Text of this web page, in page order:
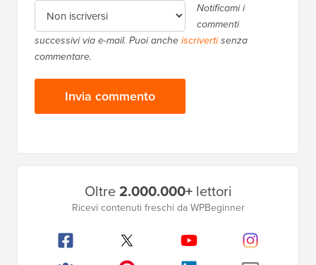
Notificami i
commenti
successivi via e-mail. Puoi ancheiscrivertisenza
commentare.
Oltre2.000.000+lettori
Ricevi contenuti freschi da WPBeginner